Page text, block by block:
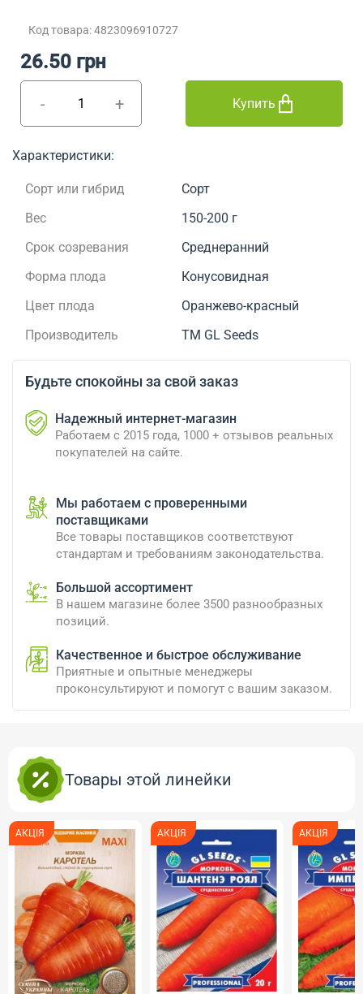
Код товара: 4823096910727
- +
26.50 грн
Купить
Характеристики:
Сорт или гибрид
Сорт
Вес
150-200 г
Срок созревания
Среднеранний
Форма плода
Конусовидная
Цвет плода
Оранжево-красный
Производитель
ТМ GL Seeds
Будьте спокойны за свой заказ
Надежный интернет-магазин
Работаем с 2015 года, 1000 + отзывов реальных
покупателей на сайте.
Мы работаем с проверенными
поставщиками
Все товары поставщиков соответствуют
стандартам и требованиям законодательства.
Большой ассортимент
В нашем магазине более 3500 разнообразных
позиций.
Качественное и быстрое обслуживание
Приятные и опытные менеджеры
проконсультируют и помогут с вашим заказом.
Товары этой линейки
АКЦІЯ АКЦІЯ АКЦІЯ